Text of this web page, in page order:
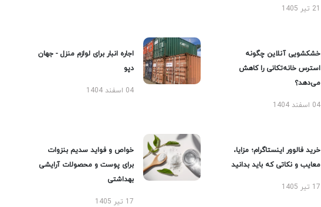
21 تیر 1405
خشکشویی آنلاین چگونه
استرس خانه‌تکانی را کاهش
می‌دهد؟
04 اسفند 1404
اجاره انبار برای لوازم منزل - جهان
دپو
04 اسفند 1404
خرید فالوور اینستاگرام؛ مزایا،
معایب و نکاتی که باید بدانید
17 تیر 1405
خواص و فواید سدیم بنزوات
برای پوست و محصولات آرایشی
بهداشتی
17 تیر 1405